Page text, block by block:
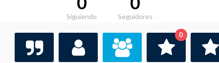
Siguiendo Seguidores
0